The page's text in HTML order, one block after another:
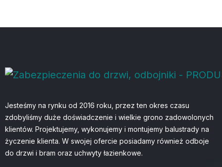
Jesteśmy na rynku od 2016 roku, przez ten okres czasu
zdobyliśmy duże doświadczenie i wielkie grono zadowolonych
klientów. Projektujemy, wykonujemy i montujemy balustrady na
życzenie klienta. W swojej ofercie posiadamy również odboje
do drzwi i bram oraz uchwyty łazienkowe.